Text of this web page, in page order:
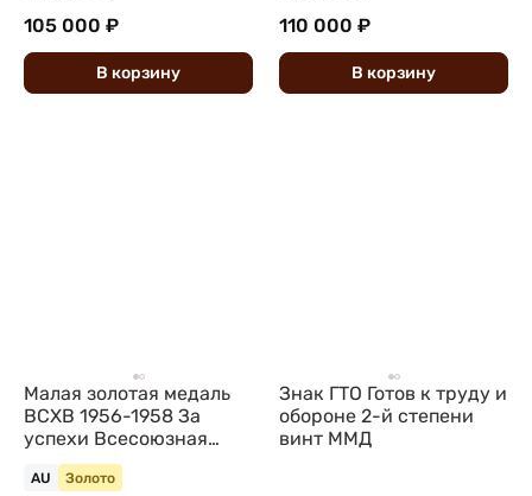
105 000 ₽
В корзину
110 000 ₽
В корзину
Малая золотая медаль
ВСХВ 1956-1958 За
успехи Всесоюзная
сельскохозяйственная
выставка ВДНХ
AU Золото
Знак ГТО Готов к труду и
обороне 2-й степени
винт ММД